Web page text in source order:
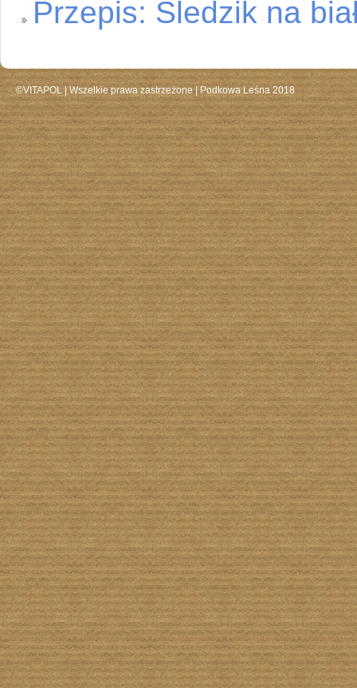
Przepis: Śledzik na
©VITAPOL | Wszelkie prawa zastrzeżone| Podkowa Leśna 2018